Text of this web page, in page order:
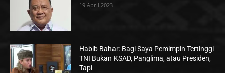
19 April 2023
Habib Bahar: Bagi Saya Pemimpin Tertinggi
TNI Bukan KSAD, Panglima, atau Presiden,
Tapi